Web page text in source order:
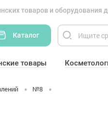
товаров и оборудования
Каталог
товары
№8